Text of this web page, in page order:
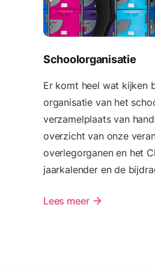
Schoolorganisatie
Er komt heel wat kijken
organisatie van het
verzamelplaats van
overzicht van onze
overlegorganen en het
jaarkalender en de
Lees meer arrow_forward